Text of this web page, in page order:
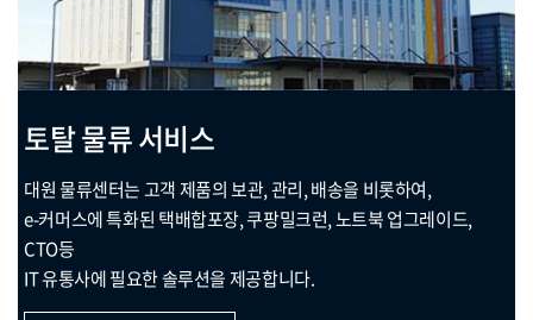
토탈 물류 서비스
대원 물류센터는 고객 제품의 보관, 관리, 배송을 비롯하여,
e-커머스에 특화된 택배합포장, 쿠팡밀크런, 노트북 업그레이드,
CTO등
IT 유통사에 필요한 솔루션을 제공합니다.